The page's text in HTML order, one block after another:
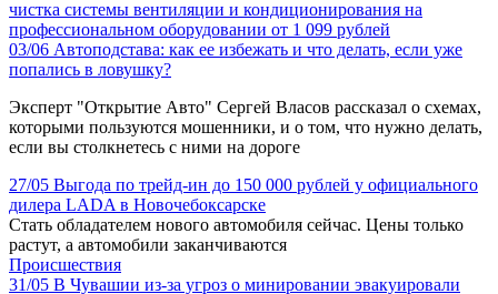
чистка системы вентиляции и кондиционирования на
профессиональном оборудовании от 1 099 рублей
03/06 Автоподстава: как ее избежать и что делать, если уже
попались в ловушку?
Эксперт "Открытие Авто" Сергей Власов рассказал о схемах,
которыми пользуются мошенники, и о том, что нужно делать,
если вы столкнетесь с ними на дороге
27/05 Выгода по трейд-ин до 150 000 рублей у официального
дилера LADA в Новочебоксарске
Стать обладателем нового автомобиля сейчас. Цены только
растут, а автомобили заканчиваются
Происшествия
31/05 В Чувашии из-за угроз о минировании эвакуировали